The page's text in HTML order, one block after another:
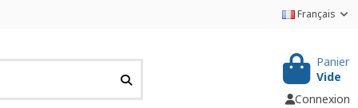
Français
Panier
Vide
Connexion